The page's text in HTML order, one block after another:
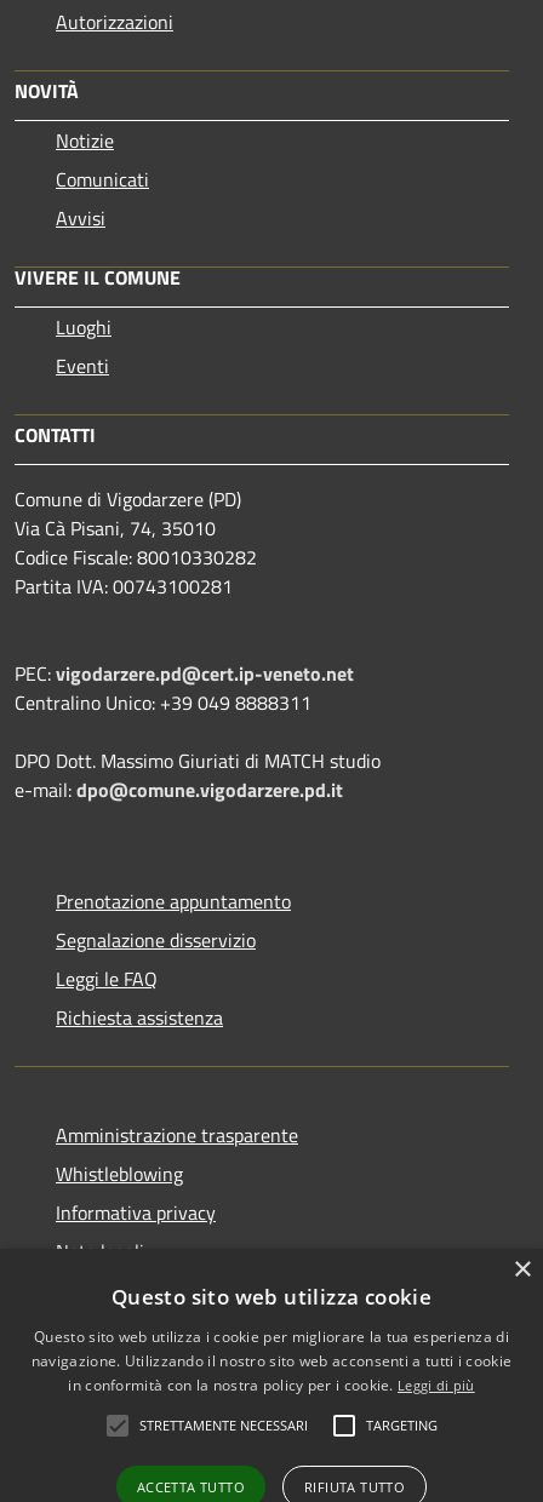
Autorizzazioni
NOVITÀ
Notizie
Comunicati
Avvisi
VIVERE IL COMUNE
Luoghi
Eventi
CONTATTI
Comune di Vigodarzere (PD)
Via Cà Pisani, 74, 35010
Codice Fiscale: 80010330282
Partita IVA: 00743100281
PEC:vigodarzere.pd@cert.ip-veneto.net
Centralino Unico: +39 049 8888311
DPO Dott. Massimo Giuriati di MATCH studio
e-mail:dpo@comune.vigodarzere.pd.it
Prenotazione appuntamento
Segnalazione disservizio
Leggi le FAQ
Richiesta assistenza
Amministrazione trasparente
Whistleblowing
Informativa privacy
Note legali
Dichiarazione di accessibilità
Accessibilità
Copyright © 2026 • Comune di
Vigodarzere • Powered by
Municipium•
×
Questo sito web utilizza cookie
Questo sito web utilizza i cookie per migliorare la tua esperienza di
navigazione. Utilizzando il nostro sito web acconsenti a tutti i cookie
in conformità con la nostra policy per i cookie. Leggi di più
STRETTAMENTE NECESSARI TARGETING
ACCETTA TUTTO RIFIUTA TUTTO